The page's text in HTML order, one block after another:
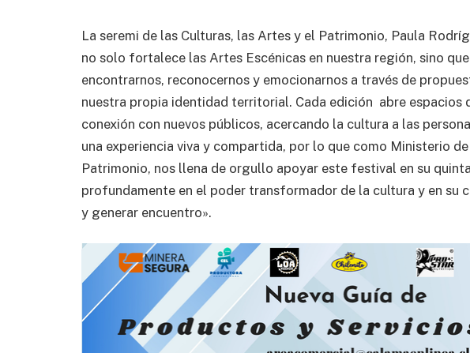
La seremi de las Culturas, las Artes y el Patrimonio, Paula
no solo fortalece las Artes Escénicas en nuestra región, sino
encontrarnos, reconocernos y emocionarnos a través de
nuestra propia identidad territorial. Cada edición abre espacios
conexión con nuevos públicos, acercando la cultura a las
una experiencia viva y compartida, por lo que como Ministerio
Patrimonio, nos llena de orgullo apoyar este festival en su
profundamente en el poder transformador de la cultura y en su
y generar encuentro».